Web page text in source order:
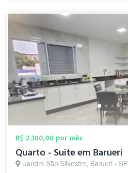
R$ 2.300,00 por mês
Quarto - Suite em Barueri
Jardim São Silvestre, Barueri - SP